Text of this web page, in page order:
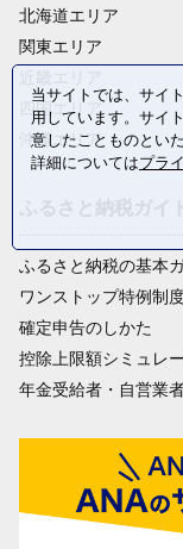
資支援に～
〔使い道：育英
09
小平市がめざす
実現に向けて、
り」、自然と調
の3つの基本目標
北海道エリア
関東エリア
四国エリア
沖縄エリア
ふるさと納税の基本
ワンストップ特例制
確定申告のしかた
控除上限額シミュレ
年金受給者・自営業
当サイトでは、サイ
用しています。サイ
意したことものといた
詳細についてはプラ